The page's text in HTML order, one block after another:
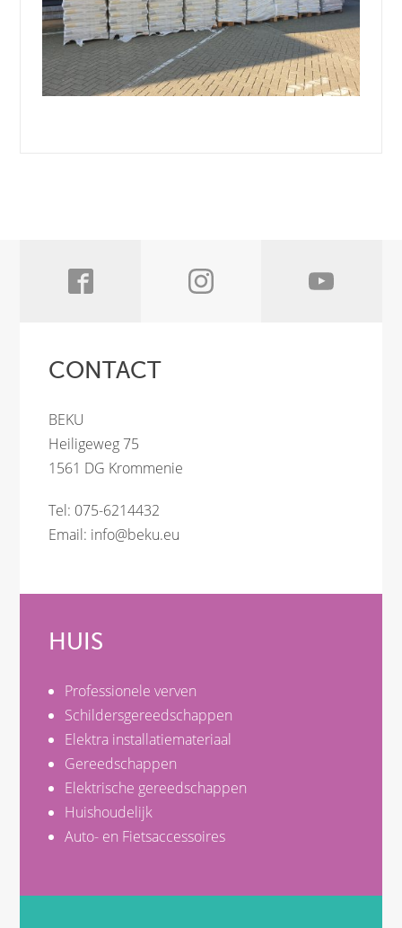
CONTACT
BEKU
Heiligeweg 75
1561 DG Krommenie
Tel: 075-6214432
Email: info@beku.eu
HUIS
Professionele verven
Schildersgereedschappen
Elektra installatiemateriaal
Gereedschappen
Elektrische gereedschappen
Huishoudelijk
Auto- en Fietsaccessoires